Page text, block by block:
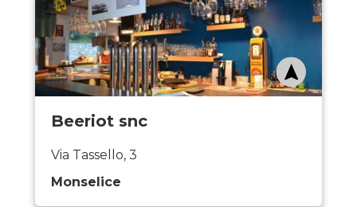
Beeriot snc
Via Tassello, 3
Monselice